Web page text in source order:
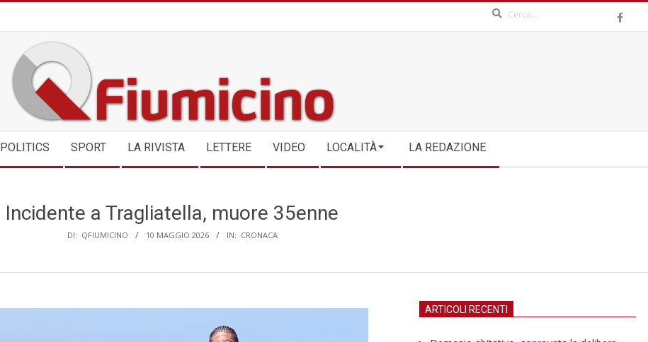
QFIUMICINO.COM
POLITICS SPORT LA RIVISTA LETTERE VIDEO LOCALITÀ LA REDAZIONE
Incidente a Tragliatella, muore 35enne
DI: QFIUMICINO 10 MAGGIO 2026 IN: CRONACA
ARTICOLI RECENTI